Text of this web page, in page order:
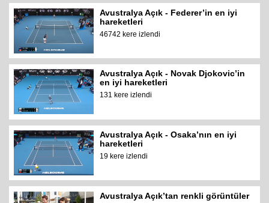
Avustralya Açık - Federer’in en iyi
hareketleri
46742 kere izlendi
Avustralya Açık - Novak Djokovic’in
en iyi hareketleri
131 kere izlendi
Avustralya Açık - Osaka’nın en iyi
hareketleri
19 kere izlendi
Avustralya Açık’tan renkli görüntüler